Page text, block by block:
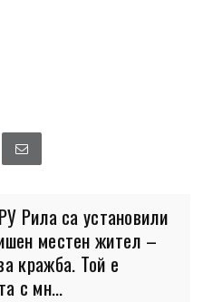
Рила са установили
местен жител –
кражба. Той е
с мн...